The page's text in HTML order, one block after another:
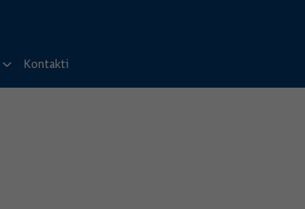
Kontakti